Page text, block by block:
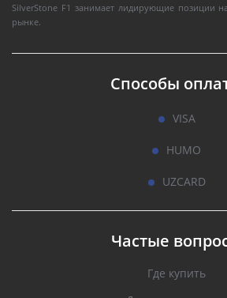
SilverStone F1 занимает лидирующие позиции
рынке.
Способы
VISA
HUMO
UZCARD
Частые
Где купить